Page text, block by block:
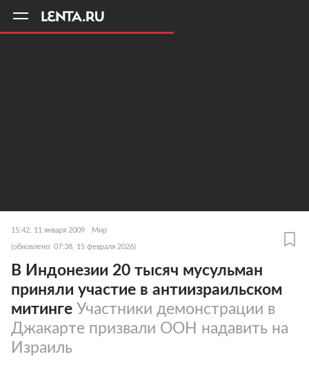
15:42, 11 января 2009 Мир
(обновлено: 07:38, 15 февраля 2026)
В Индонезии 20 тысяч мусульман
приняли участие в антиизраильском
митинге Участники демонстрации в
Джакарте призвали ООН надавить на
Израиль